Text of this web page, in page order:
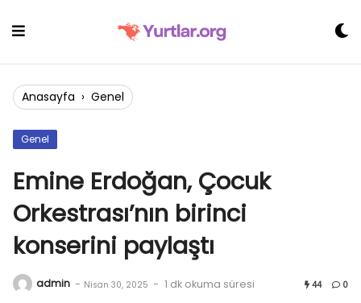
Anasayfa › Genel
Genel
Emine Erdoğan, Çocuk
Orkestrası’nın birinci
konserini paylaştı
admin - Nisan 30, 2025 - 1 dk okuma süresi 44 0